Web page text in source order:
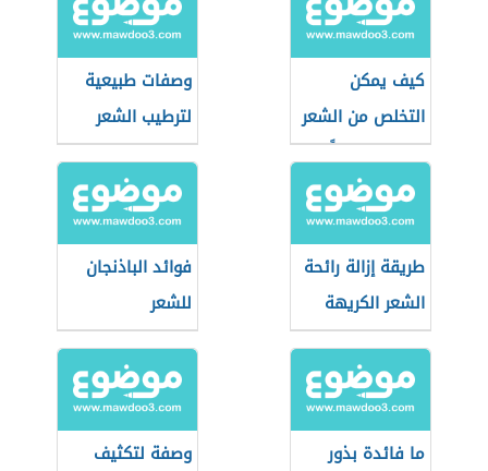
كيف يمكن
التخلص من الشعر
الأبيض نهائياً
وصفات طبيعية
لترطيب الشعر
طريقة إزالة رائحة
الشعر الكريهة
فوائد الباذنجان
للشعر
ما فائدة بذور
وصفة لتكثيف